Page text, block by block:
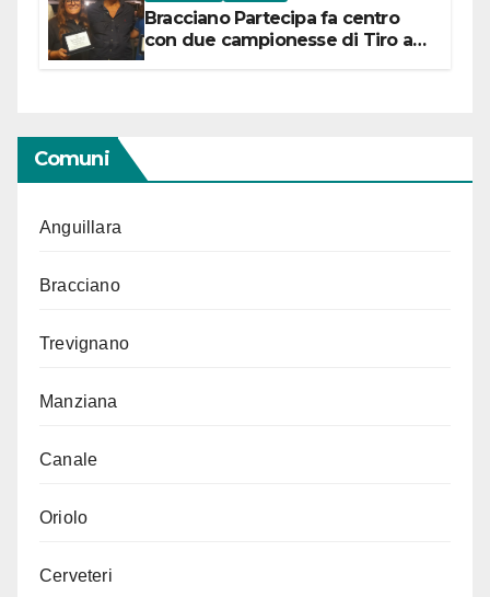
Bracciano Partecipa fa centro
con due campionesse di Tiro a
Comuni
Anguillara
Bracciano
Trevignano
Manziana
Canale
Oriolo
Cerveteri